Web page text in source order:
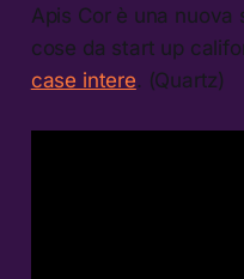
Apis Cor è una
cose da start up
case intere. (Quartz)